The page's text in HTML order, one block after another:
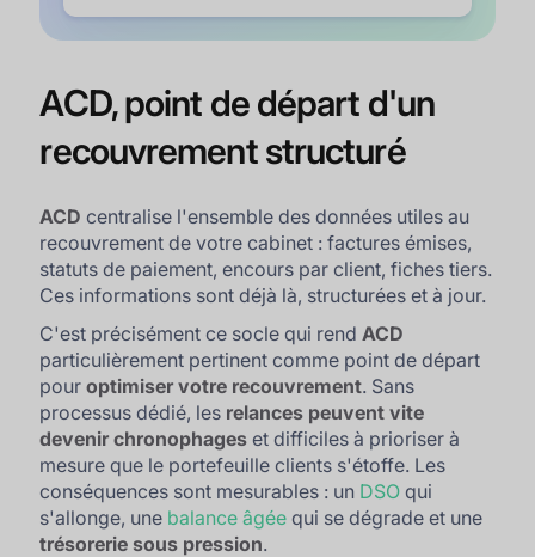
ACD, point de départ d'un
recouvrement structuré
ACD centralise l'ensemble des données utiles au
recouvrement de votre cabinet : factures émises,
statuts de paiement, encours par client, fiches tiers.
Ces informations sont déjà là, structurées et à jour.
C'est précisément ce socle qui rendACD
particulièrement pertinent comme point de départ
pouroptimiser votre recouvrement. Sans
processus dédié, les relances peuvent vite
devenirchronophages et difficiles à prioriser à
mesure que le portefeuille clients s'étoffe. Les
conséquences sont mesurables : un DSO qui
s'allonge, une balance âgée qui se dégrade et une
trésorerie sous pression.